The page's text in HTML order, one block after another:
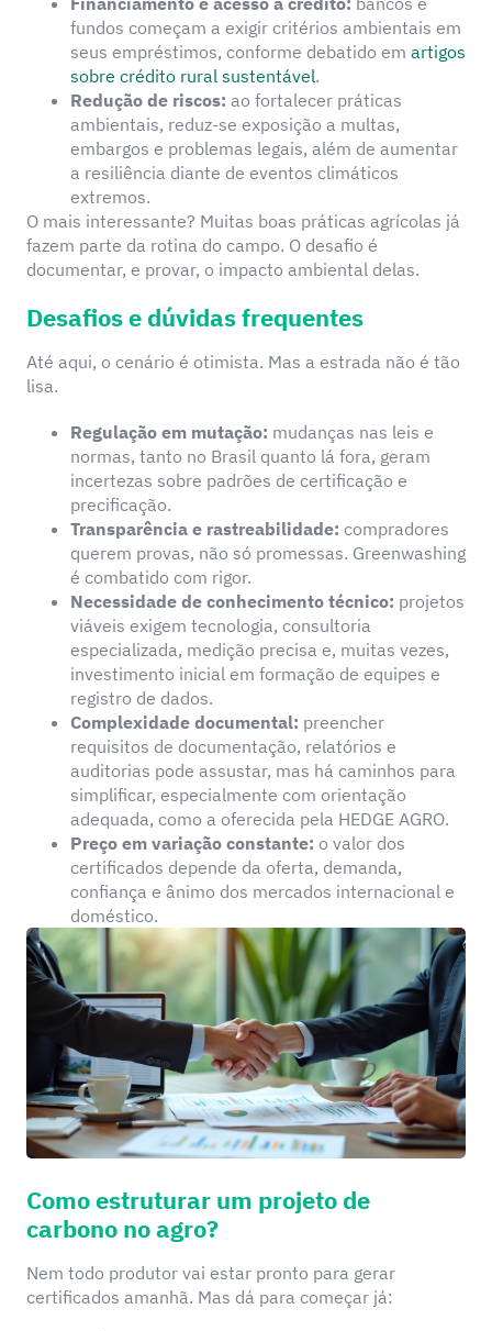
fundos começam a exigir critérios ambientais em
seus empréstimos, conforme debatido em artigos
sobre crédito rural sustentável.
Redução de riscos: ao fortalecer práticas
ambientais, reduz-se exposição a multas,
embargos e problemas legais, além de aumentar
a resiliência diante de eventos climáticos
extremos.
O mais interessante? Muitas boas práticas agrícolas já
fazem parte da rotina do campo. O desafio é
documentar, e provar, o impacto ambiental delas.
Desafios e dúvidas frequentes
Até aqui, o cenário é otimista. Mas a estrada não é tão
lisa.
Regulação em mutação: mudanças nas leis e
normas, tanto no Brasil quanto lá fora, geram
incertezas sobre padrões de certificação e
precificação.
Transparência e rastreabilidade: compradores
querem provas, não só promessas. Greenwashing
é combatido com rigor.
Necessidade de conhecimento técnico: projetos
viáveis exigem tecnologia, consultoria
especializada, medição precisa e, muitas vezes,
investimento inicial em formação de equipes e
registro de dados.
Complexidade documental: preencher
requisitos de documentação, relatórios e
auditorias pode assustar, mas há caminhos para
simplificar, especialmente com orientação
adequada, como a oferecida pela HEDGE AGRO.
Preço em variação constante: o valor dos
certificados depende da oferta, demanda,
confiança e ânimo dos mercados internacional e
doméstico.
Como estruturar um projeto de
carbono no agro?
Nem todo produtor vai estar pronto para gerar
certificados amanhã. Mas dá para começar já: